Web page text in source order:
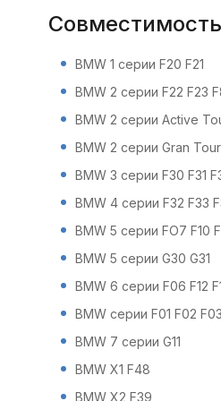
BMW 1 серии F20 F21
BMW 2 серии F22 F23
BMW 2 серии Active
BMW 2 серии Gran
BMW 3 серии F30 F31
BMW 4 серии F32 F33
BMW 5 серии FO7 F10
BMW 5 серии G30 G31
BMW 6 серии F06 F12
BMW серии F01 F02
BMW 7 серии G11
BMW X1 F48
BMW X2 F39